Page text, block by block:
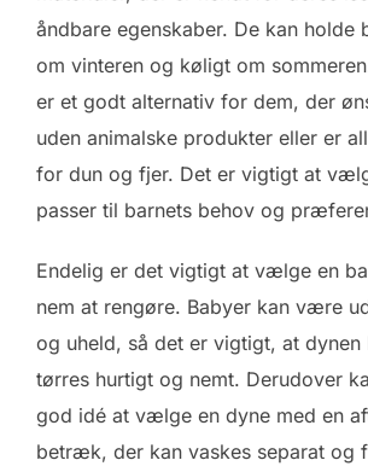
åndbare egenskaber. De kan holde
om vinteren og køligt om
er et godt alternativ for dem, der
uden animalske produkter eller er
for dun og fjer. Det er vigtigt at
passer til barnets behov og
Endelig er det vigtigt at vælge en
nem at rengøre. Babyer kan være
og uheld, så det er vigtigt, at dynen
tørres hurtigt og nemt. Derudover
god idé at vælge en dyne med en
betræk, der kan vaskes separat og